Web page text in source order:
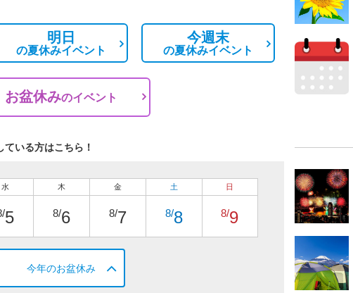
明日
の夏休みイベント
今週末
の夏休みイベント
お盆休みのイベント
いる方はこちら！
水
5
木
8/6
金
8/7
土
8/8
日
8/9
今年のお盆休み